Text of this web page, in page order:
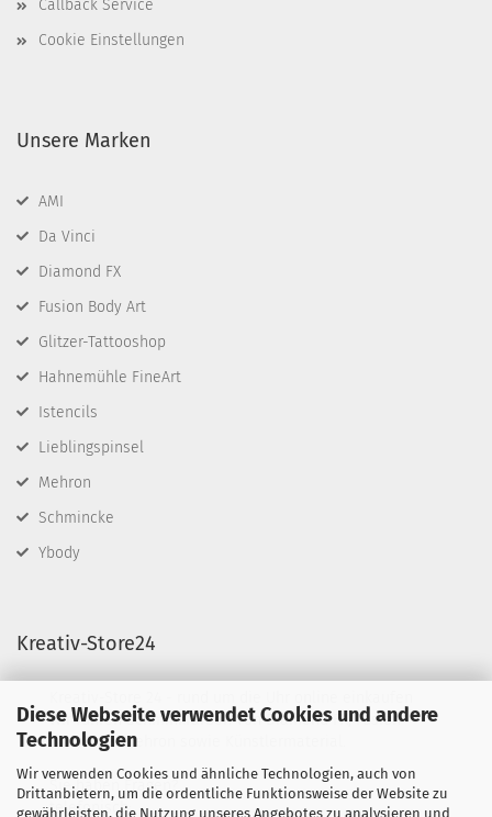
Diese Webseite verwendet Cookies und andere
Technologien
Wir verwenden Cookies und ähnliche Technologien, auch von
Drittanbietern, um die ordentliche Funktionsweise der Website zu
gewährleisten, die Nutzung unseres Angebotes zu analysieren und
Callback Service
Cookie Einstellungen
Unsere Marken
AMI
Da Vinci
Diamond FX
Fusion Body Art
Glitzer-Tattooshop
Hahnemühle FineArt
Istencils
Lieblingspinsel
Mehron
Schmincke
Ybody
Kreativ-Store24
Wir führen Schminkfarben von Diamond FX, Fusion
BodyArt & Mehron sowie Künstlermaterial.
Sie haben Fragen?
telefonisch: